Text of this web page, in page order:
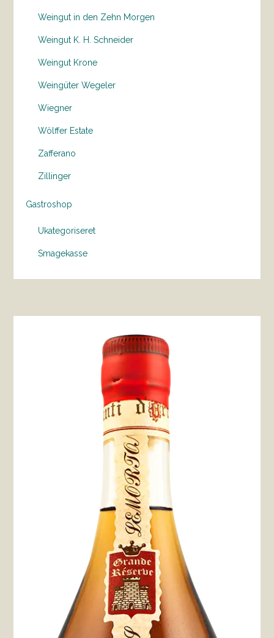
Weingut in den Zehn Morgen
Weingut K. H. Schneider
Weingut Krone
Weingüter Wegeler
Wiegner
Wölffer Estate
Zafferano
Zillinger
Gastroshop
Ukategoriseret
Smagekasse